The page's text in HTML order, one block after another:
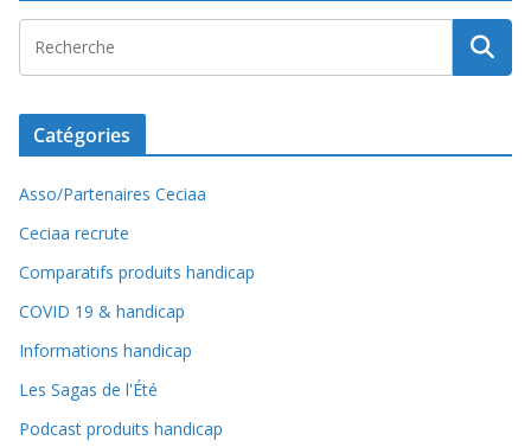
Catégories
Asso/Partenaires Ceciaa
Ceciaa recrute
Comparatifs produits handicap
COVID 19 & handicap
Informations handicap
Les Sagas de l'Été
Podcast produits handicap